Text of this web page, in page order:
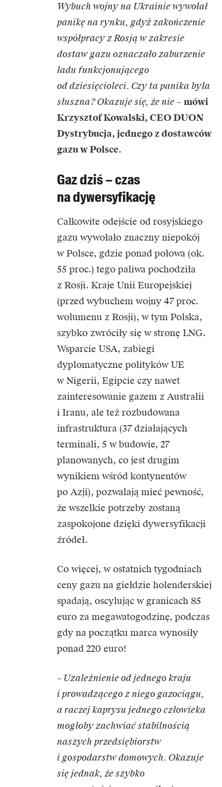
Wybuch wojny na Ukrainie wywołał
panikę na rynku, gdyż zakończenie
współpracy z Rosją w zakresie
dostaw gazu oznaczało zaburzenie
ładu funkcjonującego
od dziesięcioleci. Czy ta panika była
słuszna? Okazuje się, że nie – mówi
Krzysztof Kowalski, CEO DUON
Dystrybucja, jednego z dostawców
gazu w Polsce.
Gaz dziś – czas
na dywersyfikację
Całkowite odejście od rosyjskiego
gazu wywołało znaczny niepokój
w Polsce, gdzie ponad połowa (ok.
55 proc.) tego paliwa pochodziła
z Rosji. Kraje Unii Europejskiej
(przed wybuchem wojny 47 proc.
wolumenu z Rosji), w tym Polska,
szybko zwróciły się w stronę LNG.
Wsparcie USA, zabiegi
dyplomatyczne polityków UE
w Nigerii, Egipcie czy nawet
zainteresowanie gazem z Australii
i Iranu, ale też rozbudowana
infrastruktura (37 działających
terminali, 5 w budowie, 27
planowanych, co jest drugim
wynikiem wśród kontynentów
po Azji), pozwalają mieć pewność,
że wszelkie potrzeby zostaną
zaspokojone dzięki dywersyfikacji
źródeł.
Co więcej, w ostatnich tygodniach
ceny gazu na giełdzie holenderskiej
spadają, oscylując w granicach 85
euro za megawatogodzinę, podczas
gdy na początku marca wynosiły
ponad 220 euro!
– Uzależnienie od jednego kraju
i prowadzącego z niego gazociągu,
a raczej kaprysu jednego człowieka
mogłoby zachwiać stabilnością
naszych przedsiębiorstw
i gospodarstw domowych. Okazuje
się jednak, że szybko